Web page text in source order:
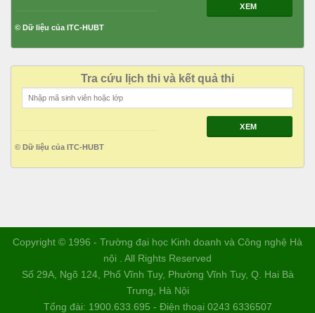
XEM
© Dữ liệu của ITC-HUBT
Tra cứu lịch thi và kết quả thi
XEM
© Dữ liệu của ITC-HUBT
Copyright © 1996 - Trường đại học Kinh doanh và Công nghệ Hà
nội . All Rights Reserved
Số 29A, Ngõ 124, Phố Vĩnh Tuy, Phường Vĩnh Tuy, Q. Hai Bà
Trưng, Hà Nội
Tổng đài: 1900.633.695 - Điện thoại 0243 6336507